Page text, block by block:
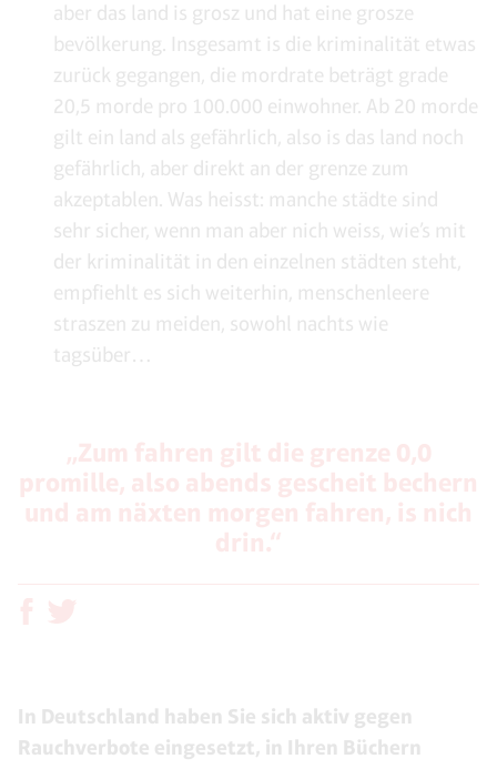
aber das land is grosz und hat eine grosze
bevölkerung. Insgesamt is die kriminalität etwas
zurück gegangen, die mordrate beträgt grade
20,5 morde pro 100.000 einwohner. Ab 20 morde
gilt ein land als gefährlich, also is das land noch
gefährlich, aber direkt an der grenze zum
akzeptablen. Was heisst: manche städte sind
sehr sicher, wenn man aber nich weiss, wie’s mit
der kriminalität in den einzelnen städten steht,
empfiehlt es sich weiterhin, menschenleere
straszen zu meiden, sowohl nachts wie
tagsüber…
In Deutschland haben Sie sich aktiv gegen
Rauchverbote eingesetzt, in Ihren Büchern